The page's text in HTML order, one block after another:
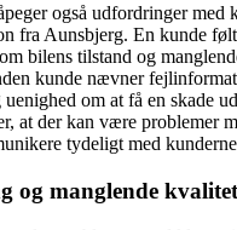
også udfordringer med
fra Aunsbjerg. En kunde
bilens tilstand og
kunde nævner
om at få en skade
at der kan være problemer
tydeligt med
og manglende